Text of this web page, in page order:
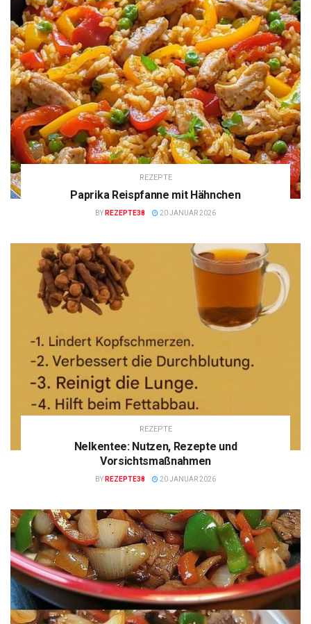
REZEPTE
Paprika Reispfanne mit Hähnchen
BY REZEPTE38 20 JANUAR 2026
REZEPTE
Nelkentee: Nutzen, Rezepte und
Vorsichtsmaßnahmen
BY REZEPTE38 20 JANUAR 2026